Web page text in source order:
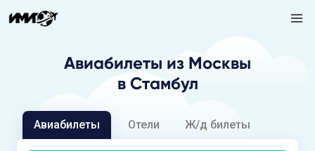
Авиабилеты из Москвы
в Стамбул
Авиабилеты Отели Ж/д билеты